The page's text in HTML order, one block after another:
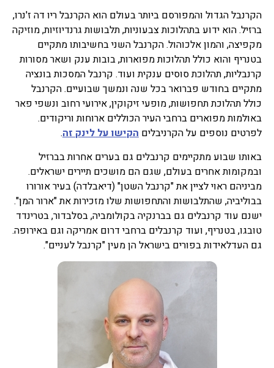
הקרנבל הגדול והמפורסם ביותר בעולם הוא הקרנבל ריו דה ז'נרו,
ברזיל. הוא ידוע בתהלוכות צבעוניות, תלבושות גרנדיוזיות, מוזיקה
מקפיצה, והמון אלכוהול. הקרנבל השני בחשיבותו מתקיים
בטנריף והוא כולל תהלוכות מפוארות, בובות ענק ושאר מסורות
קרנבליות, תהלוכת סוסים ענקית ועוד. קרנבל המסכות בונציה
מתקיים בחודש פברואר בכל שנה ונמשך שבועיים. הקרנבל
כולל תהלוכת תחפושות, מופעי זיקוקין, אירועי רחוב ונשפי פאר
באולמות מפוארים ברחבי העיר הכוללים ארוחות וריקודים.
לפרטים נוספים על הקרניבלים הקישו על לינק זה.
באותו שבוע מתקיימים קרנבלים גם בערים אחרות בברזיל
ובמקומות אחרים בעולם, שגם הם מושכים תיירים ישראלים.
מביניהם ראוי לציין את "קרנבל השטן" (דיאבלדה) בעיר אורורו
בבוליביה, שהתלבושות והתחפושות שלו מזכירות את "ארור המן".
ישנם עוד קרנבלים גם בברנקיה בקולומביה, בסלבדור, בטרינדד
טובגו, בטנריף, ועוד קרנבלים ברחבי דרום אמריקה וגם באירופה.
גם העדלאידות בפורים בישראל הן מעין "קרנבל לעניים".